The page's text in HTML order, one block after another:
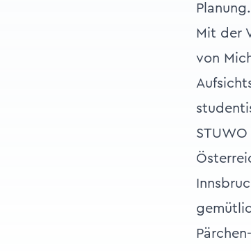
Planung.
Mit der
von